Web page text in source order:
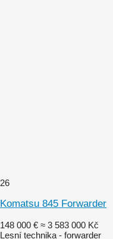
26
Komatsu 845 Forwarder
148 000 € ≈ 3 583 000 Kč
Lesní technika - forwarder